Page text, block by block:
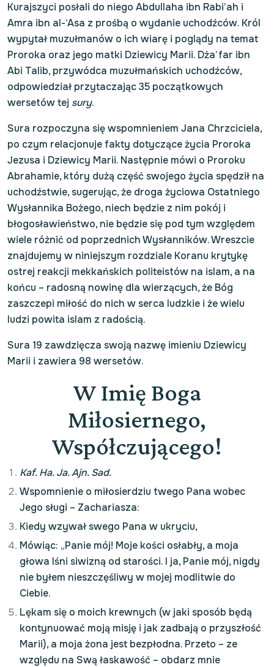
Kurajszyci posłali do niego Abdullaha ibn Rabi’ah i
Amra ibn al-‘Asa z prośbą o wydanie uchodźców. Król
wypytał muzułmanów o ich wiarę i poglądy na temat
Proroka oraz jego matki Dziewicy Marii. Dża’far ibn
Abi Talib, przywódca muzułmańskich uchodźców,
odpowiedział przytaczając 35 początkowych
wersetów tej sury.
Sura rozpoczyna się wspomnieniem Jana Chrzciciela,
po czym relacjonuje fakty dotyczące życia Proroka
Jezusa i Dziewicy Marii. Następnie mówi o Proroku
Abrahamie, który dużą część swojego życia spędził na
uchodźstwie, sugerując, że droga życiowa Ostatniego
Wysłannika Bożego, niech będzie z nim pokój i
błogosławieństwo, nie będzie się pod tym względem
wiele różnić od poprzednich Wysłanników. Wreszcie
znajdujemy w niniejszym rozdziale Koranu krytykę
ostrej reakcji mekkańskich politeistów na islam, a na
końcu – radosną nowinę dla wierzących, że Bóg
zaszczepi miłość do nich w serca ludzkie i że wielu
ludzi powita islam z radością.
Sura 19 zawdzięcza swoją nazwę imieniu Dziewicy
Marii i zawiera 98 wersetów.
W Imię Boga
Miłosiernego,
Współczującego!
Kaf. Ha. Ja. Ajn. Sad.
Wspomnienie o miłosierdziu twego Pana wobec
Jego sługi – Zachariasza:
Kiedy wzywał swego Pana w ukryciu,
Mówiąc: „Panie mój! Moje kości osłabły, a moja
głowa lśni siwizną od starości. I ja, Panie mój, nigdy
nie byłem nieszczęśliwy w mojej modlitwie do
Ciebie.
Lękam się o moich krewnych (w jaki sposób będą
kontynuować moją misję i jak zadbają o przyszłość
Marii), a moja żona jest bezpłodna. Przeto – ze
względu na Swą łaskawość – obdarz mnie